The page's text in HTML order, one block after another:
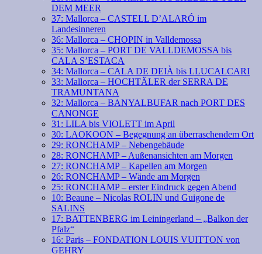
DEM MEER
37: Mallorca – CASTELL D’ALARÓ im
Landesinneren
36: Mallorca – CHOPIN in Valldemossa
35: Mallorca – PORT DE VALLDEMOSSA bis
CALA S’ESTACA
34: Mallorca – CALA DE DEIÀ bis LLUCALCARI
33: Mallorca – HOCHTÄLER der SERRA DE
TRAMUNTANA
32: Mallorca – BANYALBUFAR nach PORT DES
CANONGE
31: LILA bis VIOLETT im April
30: LAOKOON – Begegnung an überraschendem Ort
29: RONCHAMP – Nebengebäude
28: RONCHAMP – Außenansichten am Morgen
27: RONCHAMP – Kapellen am Morgen
26: RONCHAMP – Wände am Morgen
25: RONCHAMP – erster Eindruck gegen Abend
10: Beaune – Nicolas ROLIN und Guigone de
SALINS
17: BATTENBERG im Leiningerland – „Balkon der
Pfalz“
16: Paris – FONDATION LOUIS VUITTON von
GEHRY